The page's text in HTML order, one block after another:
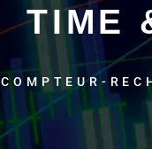
TIME
COMPTEUR-